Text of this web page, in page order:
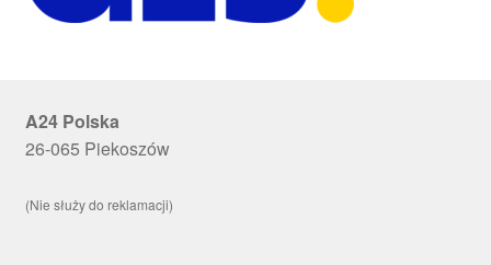
A24 Polska
26-065 Piekoszów
(Nie służy do reklamacji)